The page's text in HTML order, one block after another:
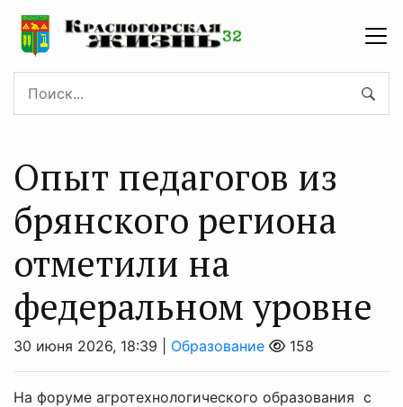
Опыт педагогов из
брянского региона
отметили на
федеральном уровне
30 июня 2026, 18:39 | Образование 158
На форуме агротехнологического образования с